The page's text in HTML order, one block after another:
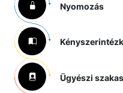
Nyomozás
Ügyészi